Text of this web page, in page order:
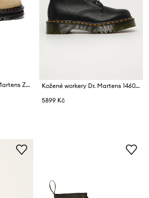
Semišové pantofle Dr. Martens ZebZag AnyWair Mule
Kožené workery Dr. Martens 1460 Pascal Bex Pisa
5899 Kč